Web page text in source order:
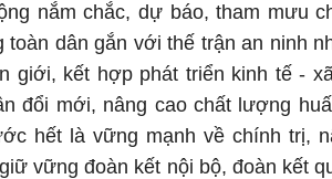
nắm chắc, dự báo, tham mưu
dân gắn với thế trận an ninh
giới, kết hợp phát triển kinh tế -
đổi mới, nâng cao chất lượng
hết là vững mạnh về chính trị,
vững đoàn kết nội bộ, đoàn kết